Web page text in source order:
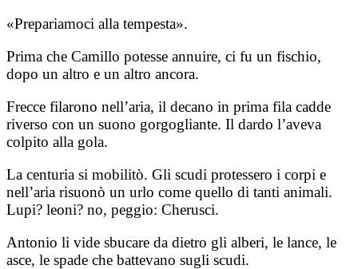
«Prepariamoci alla tempesta».
Prima che Camillo potesse annuire, ci fu un fischio,
dopo un altro e un altro ancora.
Frecce filarono nell’aria, il decano in prima fila cadde
riverso con un suono gorgogliante. Il dardo l’aveva
colpito alla gola.
La centuria si mobilitò. Gli scudi protessero i corpi e
nell’aria risuonò un urlo come quello di tanti animali.
Lupi? leoni? no, peggio: Cherusci.
Antonio li vide sbucare da dietro gli alberi, le lance, le
asce, le spade che battevano sugli scudi.